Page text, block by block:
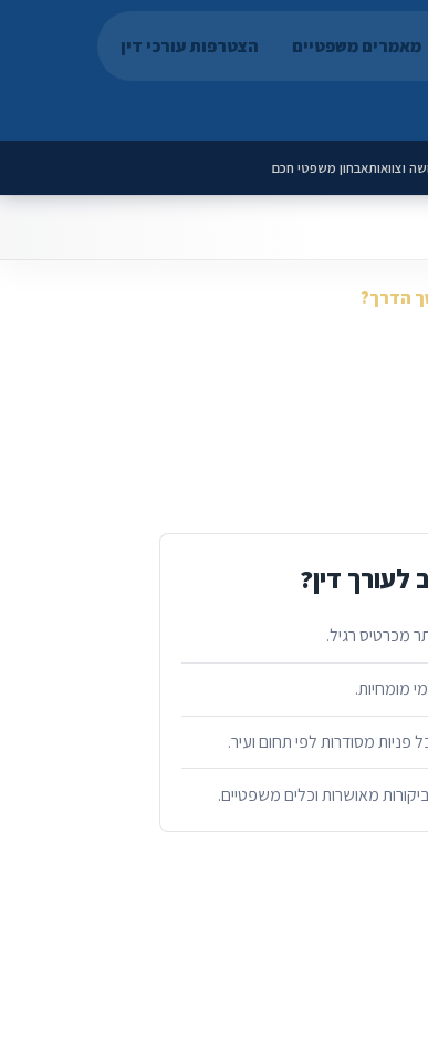
מאמרים משפטיים הצטרפות עורכי דין
וצוואותאבחון משפטי חכם
הדרך?
דין?
מכרטיס רגיל.
מומחיות.
מסודרות לפי תחום ועיר.
מאושרות וכלים משפטיים.